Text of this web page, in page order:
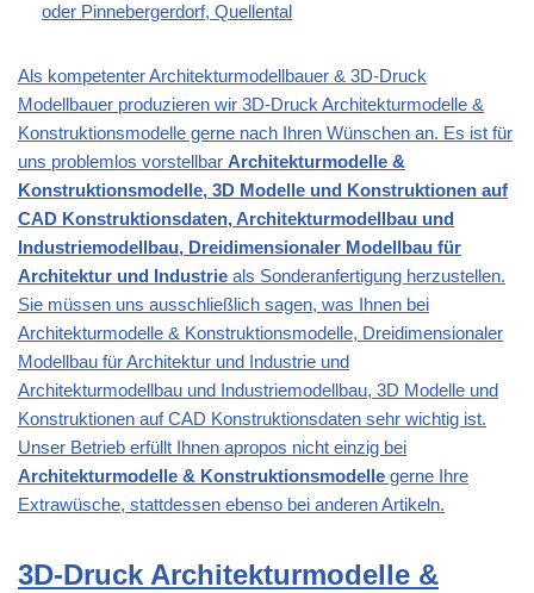
oder Pinnebergerdorf, Quellental
Als kompetenter Architekturmodellbauer & 3D-Druck
Modellbauer produzieren wir 3D-Druck Architekturmodelle &
Konstruktionsmodelle gerne nach Ihren Wünschen an. Es ist für
uns problemlos vorstellbar Architekturmodelle &
Konstruktionsmodelle, 3D Modelle und Konstruktionen auf
CAD Konstruktionsdaten, Architekturmodellbau und
Industriemodellbau, Dreidimensionaler Modellbau für
Architektur und Industrie als Sonderanfertigung herzustellen.
Sie müssen uns ausschließlich sagen, was Ihnen bei
Architekturmodelle & Konstruktionsmodelle, Dreidimensionaler
Modellbau für Architektur und Industrie und
Architekturmodellbau und Industriemodellbau, 3D Modelle und
Konstruktionen auf CAD Konstruktionsdaten sehr wichtig ist.
Unser Betrieb erfüllt Ihnen apropos nicht einzig bei
Architekturmodelle & Konstruktionsmodelle gerne Ihre
Extrawüsche, stattdessen ebenso bei anderen Artikeln.
3D-Druck Architekturmodelle &